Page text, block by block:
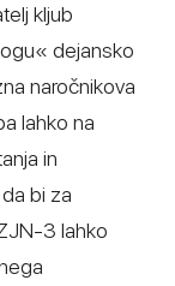
kljub
dejansko
naročnikova
lahko na
in
bi za
3 lahko